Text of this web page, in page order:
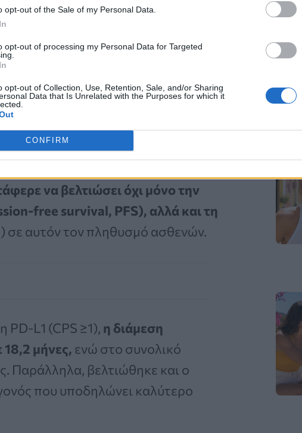
opt-out of the Sale of my Personal Data.
opt-out of processing my Personal Data for Targeted
opt-out of Collection, Use, Retention, Sale, and/or Sharing
Data that Is Unrelated with the Purposes for which it
CONFIRM
επιθηλιακό καρκίνο ωοθηκών,
οι οποίες είχαν λάβει μία ή
θεραπείας. Συνολικά
γυναικολογικά ογκολογικά
καθώς
να βελτιώσει όχι μόνο την
free survival, PFS), αλλά και τη
σε αυτόν τον πληθυσμό ασθενών.
PD-L1 (CPS ≥1), η διάμεση
μήνες, ενώ στο συνολικό
Παράλληλα, βελτιώθηκε και ο
που υποδηλώνει καλύτερο